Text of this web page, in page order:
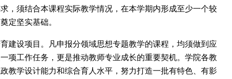
，须结合本课程实际教学情况，在本学期内形成至少一个较
定坚实基础。
建设项目。凡申报分领域思想专题教学的课程，均须做到应
项工作任务，更是推动教师专业成长的重要契机。学院各教
教学设计能力和综合育人水平，努力打造一批有特色、有影